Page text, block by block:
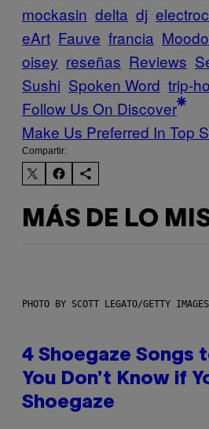
mockasin delta dj
eArt Fauve francia
oisey reseñas Reviews
Sushi Spoken Word trip-
Follow Us On Discover
Make Us Preferred In Top
Compartir:
MÁS DE LO
PHOTO BY SCOTT LEGATO/GETTY IMAGES
4 Shoegaze Songs
You Don’t Know if
Shoegaze